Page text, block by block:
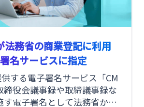
法務省の商業登記に利用
名サービスに指定
する電子署名サービス「CM
締役会議事録や取締議事録な
す電子署名として法務省から